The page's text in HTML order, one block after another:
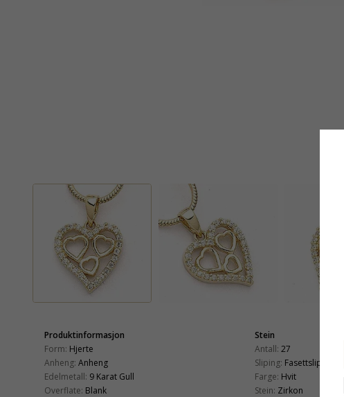
Produktinformasjon
Form: Hjerte
Anheng: Anheng
Edelmetall: 9 Karat Gull
Overflate: Blank
Stein
Antall: 27
Sliping: Fasettslipt
Farge: Hvit
Stein: Zirkon